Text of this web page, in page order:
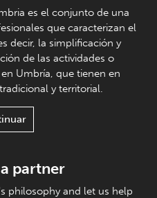
es el conjunto de una
que caracterizan el
decir, la simplificación y
de las actividades o
Umbría, que tienen en
y territorial.
partner
philosophy and let us help